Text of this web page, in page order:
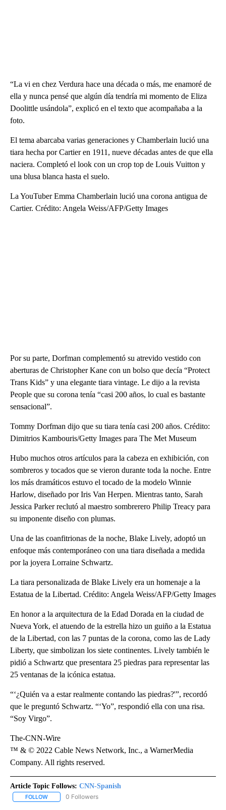
“La vi en chez Verdura hace una década o más, me enamoré de
ella y nunca pensé que algún día tendría mi momento de Eliza
Doolittle usándola”, explicó en el texto que acompañaba a la
foto.
El tema abarcaba varias generaciones y Chamberlain lució una
tiara hecha por Cartier en 1911, nueve décadas antes de que ella
naciera. Completó el look con un crop top de Louis Vuitton y
una blusa blanca hasta el suelo.
La YouTuber Emma Chamberlain lució una corona antigua de
Cartier. Crédito: Angela Weiss/AFP/Getty Images
Por su parte, Dorfman complementó su atrevido vestido con
aberturas de Christopher Kane con un bolso que decía “Protect
Trans Kids” y una elegante tiara vintage. Le dijo a la revista
People que su corona tenía “casi 200 años, lo cual es bastante
sensacional”.
Tommy Dorfman dijo que su tiara tenía casi 200 años. Crédito:
Dimitrios Kambouris/Getty Images para The Met Museum
Hubo muchos otros artículos para la cabeza en exhibición, con
sombreros y tocados que se vieron durante toda la noche. Entre
los más dramáticos estuvo el tocado de la modelo Winnie
Harlow, diseñado por Iris Van Herpen. Mientras tanto, Sarah
Jessica Parker reclutó al maestro sombrerero Philip Treacy para
su imponente diseño con plumas.
Una de las coanfitrionas de la noche, Blake Lively, adoptó un
enfoque más contemporáneo con una tiara diseñada a medida
por la joyera Lorraine Schwartz.
La tiara personalizada de Blake Lively era un homenaje a la
Estatua de la Libertad. Crédito: Angela Weiss/AFP/Getty Images
En honor a la arquitectura de la Edad Dorada en la ciudad de
Nueva York, el atuendo de la estrella hizo un guiño a la Estatua
de la Libertad, con las 7 puntas de la corona, como las de Lady
Liberty, que simbolizan los siete continentes. Lively también le
pidió a Schwartz que presentara 25 piedras para representar las
25 ventanas de la icónica estatua.
“‘¿Quién va a estar realmente contando las piedras?'”, recordó
que le preguntó Schwartz. “‘Yo”, respondió ella con una risa.
“Soy Virgo”.
The-CNN-Wire
™ & © 2022 Cable News Network, Inc., a WarnerMedia
Company. All rights reserved.
Article Topic Follows: CNN-Spanish
FOLLOW FOLLOW "CNN-SPANISH" TO RECEIVE NOTIFICATIONS ABOUT
0 Followers